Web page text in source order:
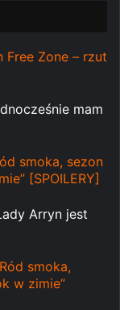
Free Zone – rzut
mam
smoka, sezon
[SPOILERY]
Arryn jest
smoka,
w zimie”